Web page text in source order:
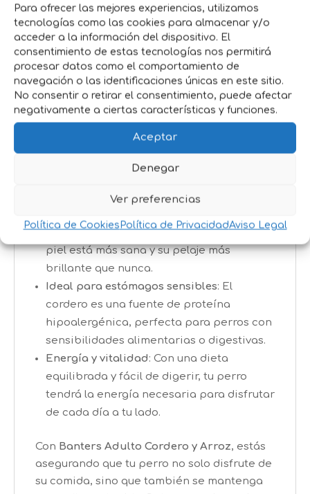
Para ofrecer las mejores experiencias, utilizamos
tecnologías como las cookies para almacenar y/o
acceder a la información del dispositivo. El
consentimiento de estas tecnologías nos permitirá
procesar datos como el comportamiento de
navegación o las identificaciones únicas en este sitio.
No consentir o retirar el consentimiento, puede afectar
negativamente a ciertas características y funciones.
Aceptar
Denegar
Ver preferencias
Política de Cookies Política de PrivacidadAviso Legal
prebióticos y fibras naturales incluidas en la
fórmula ayudan a mantener una flora
intestinal equilibrada y una digestión
óptima.
Beneficios:
Nutrición completa: Con un equilibrio
ideal de proteínas, carbohidratos y
para una vida saludable.
ácidos grasos esenciales, notarás que su
piel está más sana y su pelaje más
brillante que nunca.
Ideal para estómagos sensibles: El
cordero es una fuente de proteína
hipoalergénica, perfecta para perros con
sensibilidades alimentarias o digestivas.
Energía y vitalidad: Con una dieta
equilibrada y fácil de digerir, tu perro
tendrá la energía necesaria para disfrutar
de cada día a tu lado.
Con Banters Adulto Cordero y Arroz, estás
asegurando que tu perro no solo disfrute de
su comida, sino que también se mantenga